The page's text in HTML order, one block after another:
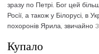
зразу по Петрі. Бог цей
Росії, а також у Білорусі, в
похоронів Ярила, звичайно
Купало